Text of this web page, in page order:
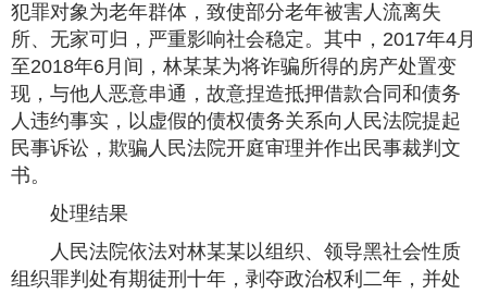
犯罪对象为老年群体，致使部分老年被害人流离失
所、无家可归，严重影响社会稳定。其中，2017年4月
至2018年6月间，林某某为将诈骗所得的房产处置变
现，与他人恶意串通，故意捏造抵押借款合同和债务
人违约事实，以虚假的债权债务关系向人民法院提起
民事诉讼，欺骗人民法院开庭审理并作出民事裁判文
书。
处理结果
人民法院依法对林某某以组织、领导黑社会性质
组织罪判处有期徒刑十年，剥夺政治权利二年，并处